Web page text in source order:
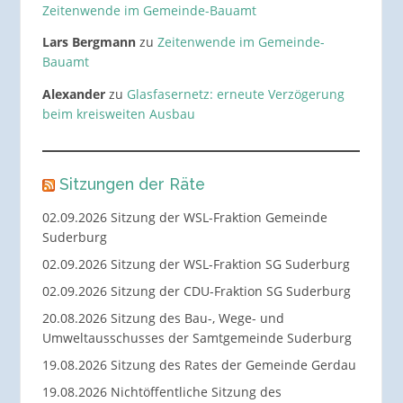
Zeitenwende im Gemeinde-Bauamt
Lars Bergmannzu Zeitenwende im Gemeinde-
Bauamt
Alexanderzu Glasfasernetz: erneute Verzögerung
beim kreisweiten Ausbau
Sitzungen der Räte
02.09.2026 Sitzung der WSL-Fraktion Gemeinde
Suderburg
02.09.2026 Sitzung der WSL-Fraktion SG Suderburg
02.09.2026 Sitzung der CDU-Fraktion SG Suderburg
20.08.2026 Sitzung des Bau-, Wege- und
Umweltausschusses der Samtgemeinde Suderburg
19.08.2026 Sitzung des Rates der Gemeinde Gerdau
19.08.2026 Nichtöffentliche Sitzung des